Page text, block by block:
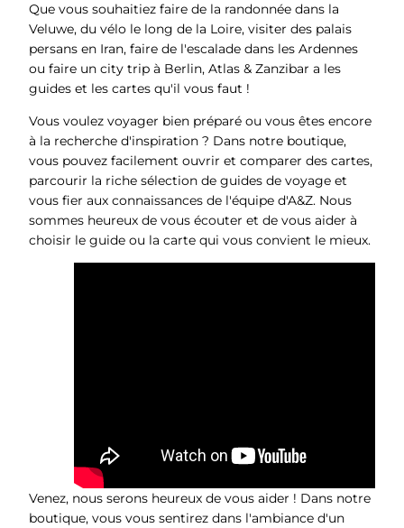
Que vous souhaitiez faire de la randonnée dans la
Veluwe, du vélo le long de la Loire, visiter des palais
persans en Iran, faire de l'escalade dans les Ardennes
ou faire un city trip à Berlin, Atlas & Zanzibar a les
guides et les cartes qu'il vous faut !
Vous voulez voyager bien préparé ou vous êtes encore
à la recherche d'inspiration ? Dans notre boutique,
vous pouvez facilement ouvrir et comparer des cartes,
parcourir la riche sélection de guides de voyage et
vous fier aux connaissances de l'équipe d'A&Z. Nous
sommes heureux de vous écouter et de vous aider à
choisir le guide ou la carte qui vous convient le mieux.
Venez, nous serons heureux de vous aider ! Dans notre
boutique, vous vous sentirez dans l'ambiance d'un